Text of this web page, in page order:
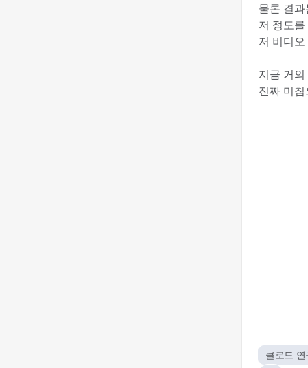
물론 결
저 정도
저 비디
지금 거
진짜 미
클로드